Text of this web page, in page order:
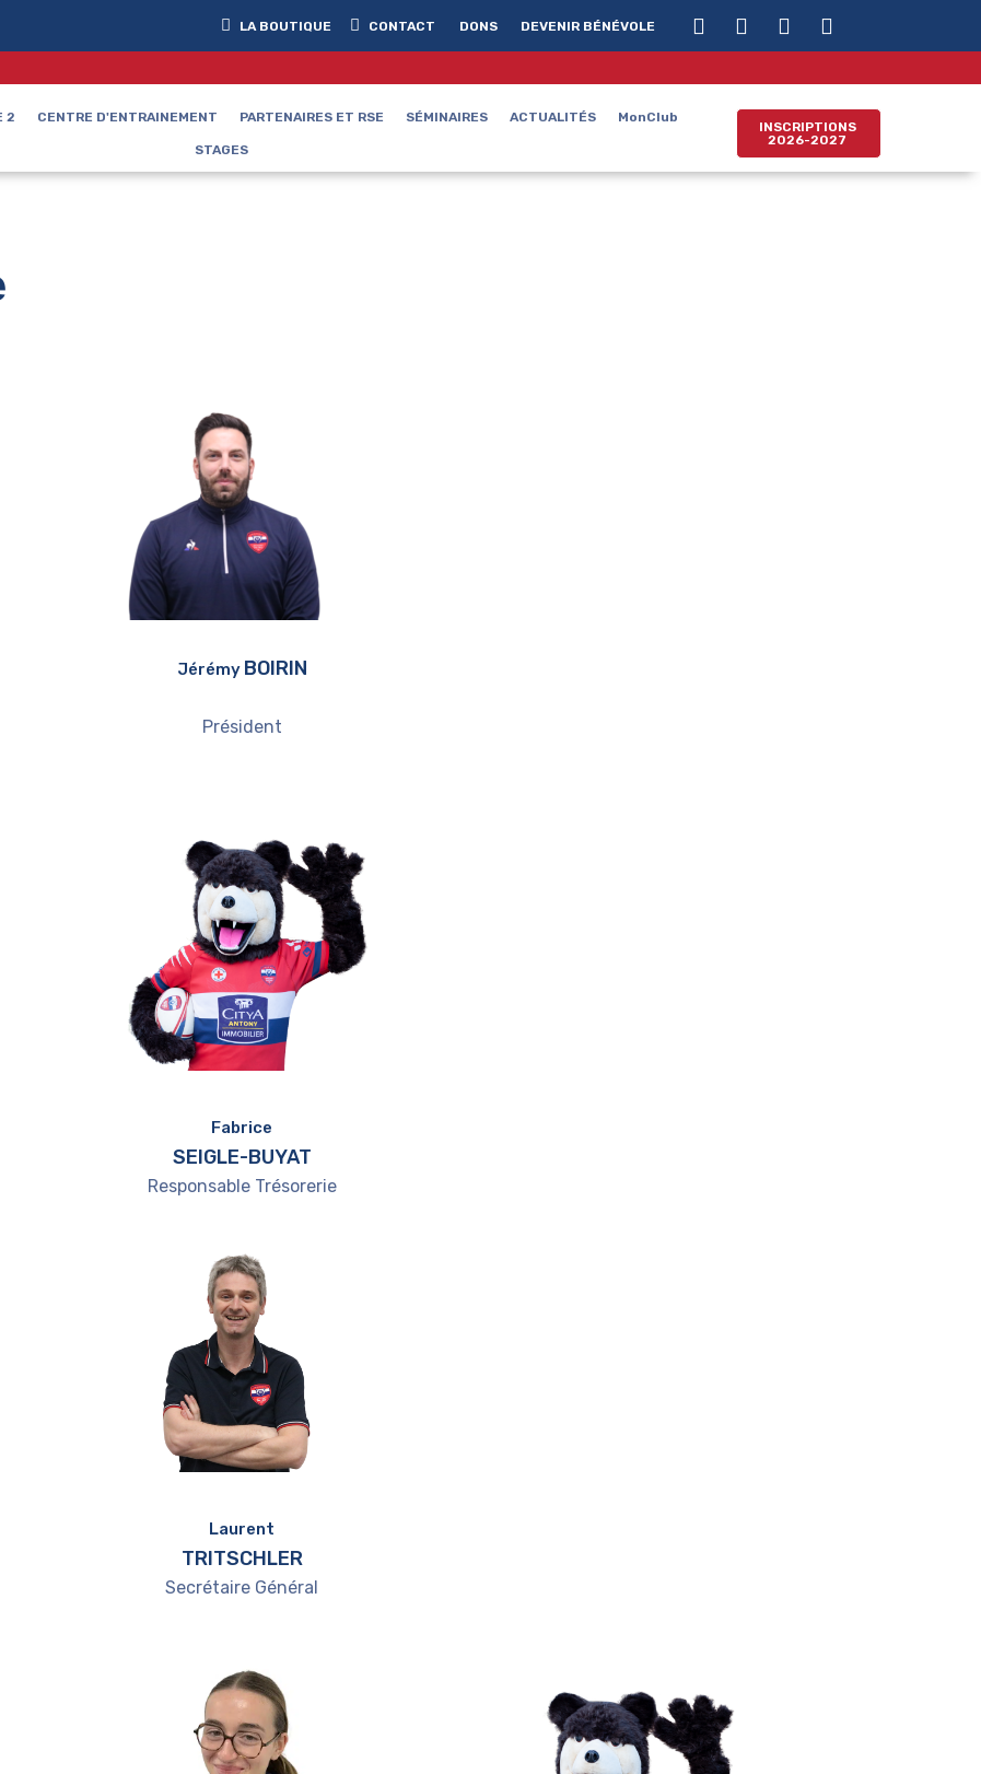
LA BOUTIQUE CONTACT DONS DEVENIR BÉNÉVOLE
2 CENTRE D'ENTRAINEMENT PARTENAIRES ET RSE SÉMINAIRES ACTUALITÉS MonClub
STAGES
INSCRIPTIONS
2026-2027
Jérémy BOIRIN
Président
Fabrice
SEIGLE-BUYAT
Responsable Trésorerie
Laurent
TRITSCHLER
Secrétaire Général